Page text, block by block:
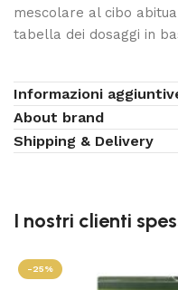
mescolare al cibo
tabella dei dosaggi in
Informazioni
About brand
Shipping & Delivery
I nostri clienti
-25%